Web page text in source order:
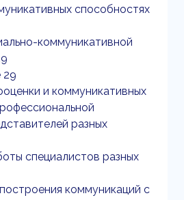
способностях
коммуникативной
29
и коммуникативных
разных
специалистов разных
коммуникаций с